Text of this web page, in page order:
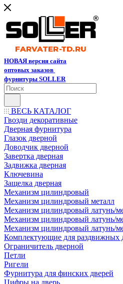
НОВАЯ версия сайта
оптовых заказов
фурнитуры SOLLER
ВЕСЬ КАТАЛОГ
Гвозди декоративные
Дверная фурнитура
Глазок дверной
Доводчик дверной
Завертка дверная
Задвижка дверная
Ключевина
Защелка дверная
Механизм цилиндровый
Механизм цилиндровый металл
Механизм цилиндровый латунь/
Механизм цилиндровый латунь/
Механизм цилиндровый латунь/
Комплектующие для раздвижных
Ограничитель дверной
Петли
Ригели
Фурнитура для финских дверей
Цифры на дверь